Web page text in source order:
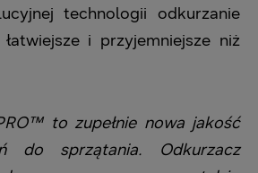
technologii odkurzanie
i przyjemniejsze niż
to zupełnie nowa jakość
do sprzątania. Odkurzacz